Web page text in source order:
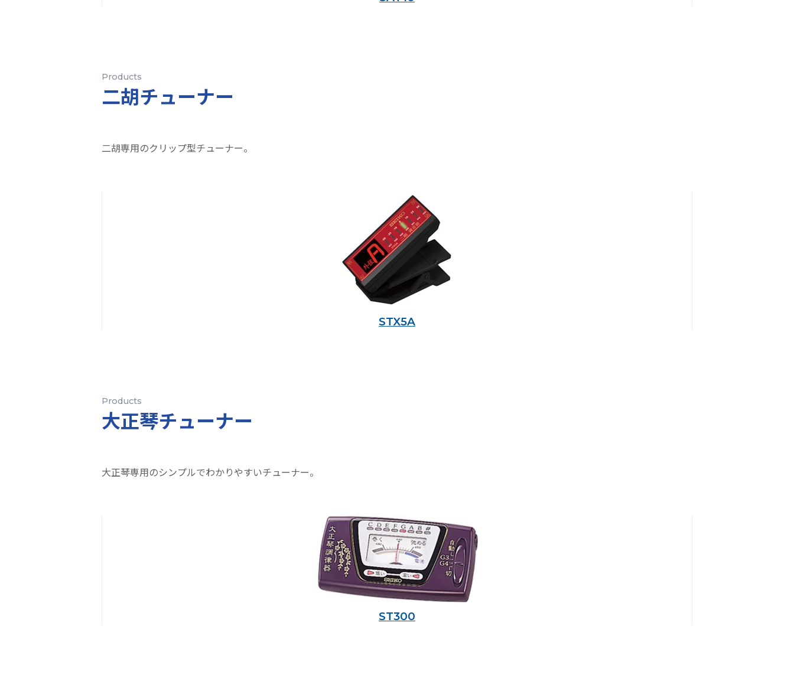
Products
二胡チューナー
二胡専用のクリップ型チューナー。
STX5A
Products
大正琴チューナー
大正琴専用のシンプルでわかりやすいチューナー。
ST300